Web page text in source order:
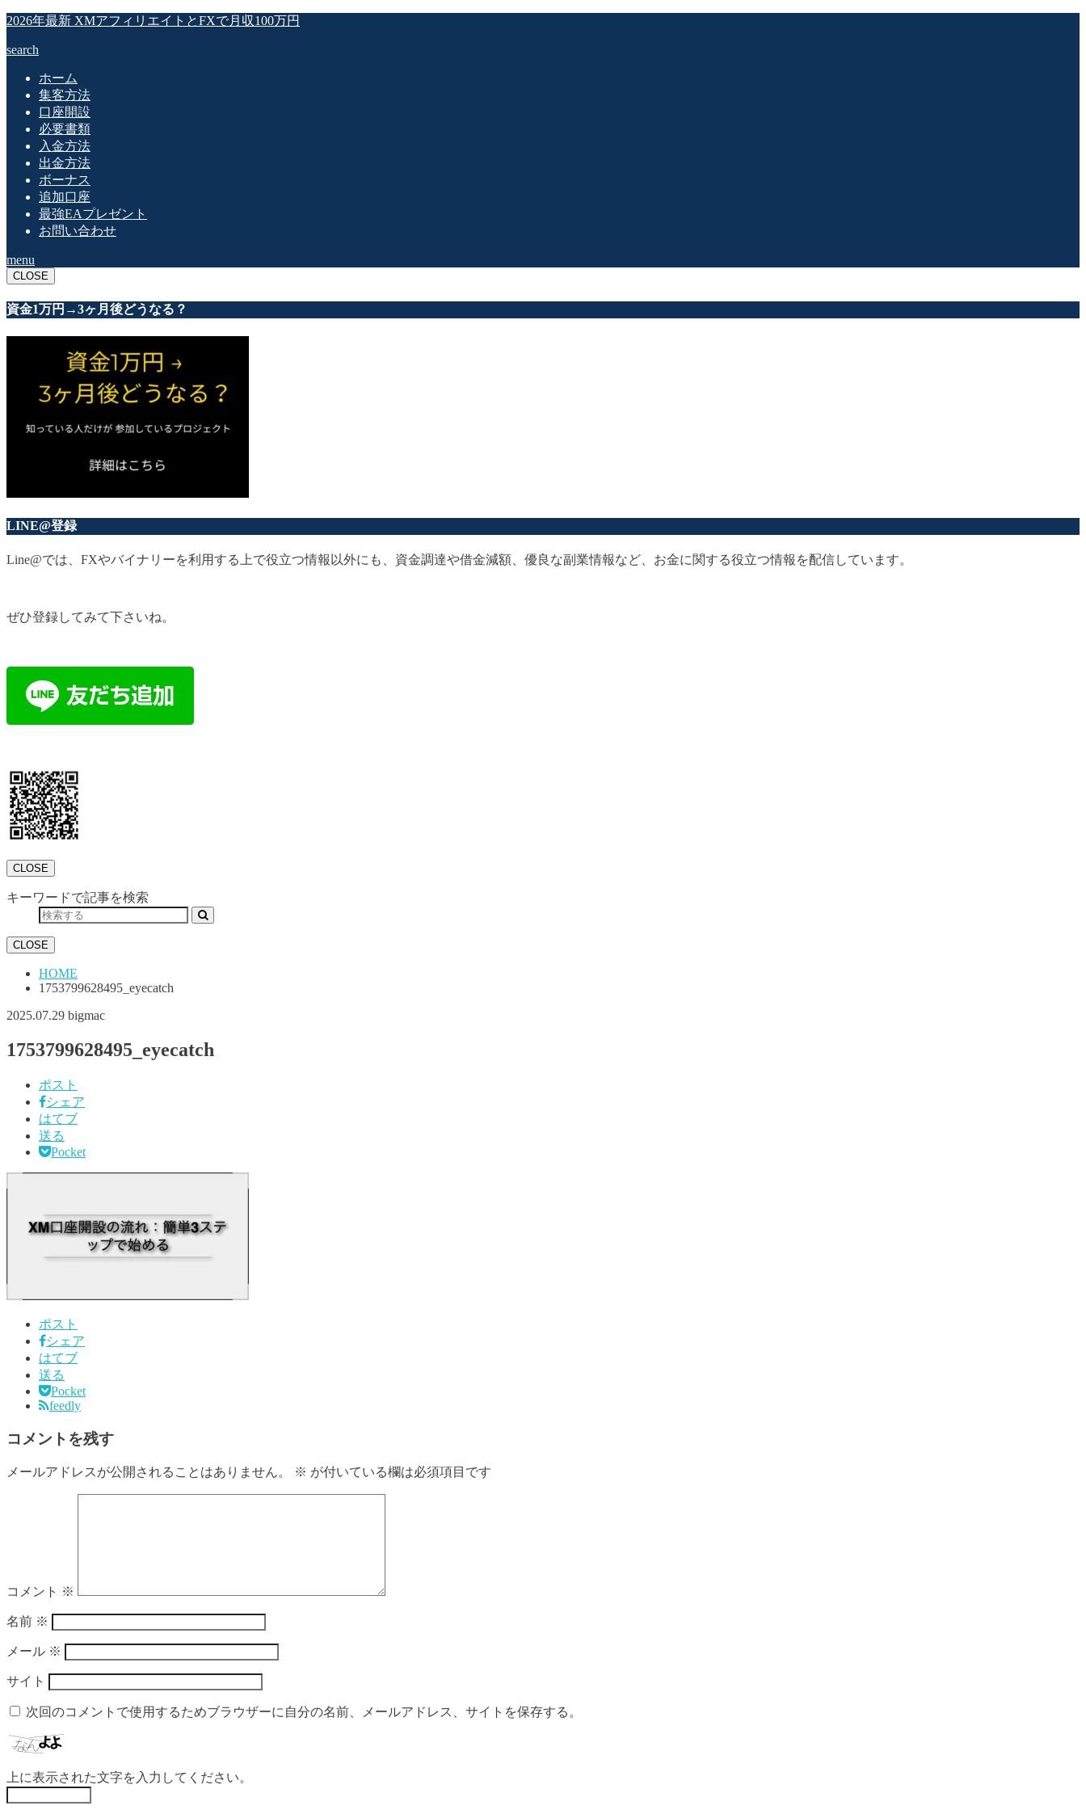
2026年最新 XMアフィリエイトとFXで月収100万円
search
ホーム
集客方法
口座開設
必要書類
入金方法
出金方法
ボーナス
追加口座
最強EAプレゼント
お問い合わせ
menu
CLOSE
資金1万円→3ヶ月後どうなる？
LINE@登録
Line@では、FXやバイナリーを利用する上で役立つ情報以外にも、資金調達や借金減額、優良な副業情報など、お金に関する役立つ情報を配信しています。
ぜひ登録してみて下さいね。
CLOSE
キーワードで記事を検索
CLOSE
HOME
1753799628495_eyecatch
2025.07.29 bigmac
1753799628495_eyecatch
ポスト
シェア
はてブ
送る
Pocket
ポスト
シェア
はてブ
送る
Pocket
feedly
コメントを残す
メールアドレスが公開されることはありません。 ※ が付いている欄は必須項目です
コメント ※
名前 ※
メール ※
サイト
次回のコメントで使用するためブラウザーに自分の名前、メールアドレス、サイトを保存する。
上に表示された文字を入力してください。